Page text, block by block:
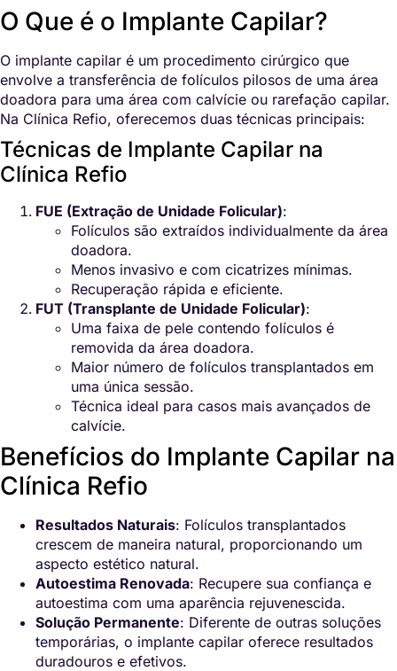
O Que é o Implante Capilar?
O implante capilar é um procedimento cirúrgico que
envolve a transferência de folículos pilosos de uma área
doadora para uma área com calvície ou rarefação capilar.
Na Clínica Refio, oferecemos duas técnicas principais:
Técnicas de Implante Capilar na
Clínica Refio
FUE (Extração de Unidade Folicular):
Folículos são extraídos individualmente da área
doadora.
Menos invasivo e com cicatrizes mínimas.
Recuperação rápida e eficiente.
FUT (Transplante de Unidade Folicular):
Uma faixa de pele contendo folículos é
removida da área doadora.
Maior número de folículos transplantados em
uma única sessão.
Técnica ideal para casos mais avançados de
calvície.
Benefícios do Implante Capilar na
Clínica Refio
Resultados Naturais: Folículos transplantados
crescem de maneira natural, proporcionando um
aspecto estético natural.
Autoestima Renovada: Recupere sua confiança e
autoestima com uma aparência rejuvenescida.
Solução Permanente: Diferente de outras soluções
temporárias, o implante capilar oferece resultados
duradouros e efetivos.